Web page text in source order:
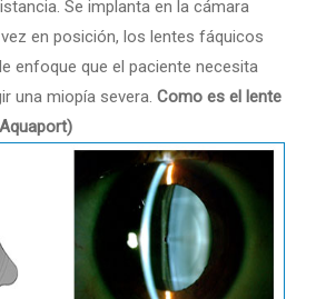
Se implanta en la cámara
en posición, los lentes fáquicos
enfoque que el paciente necesita
una miopía severa. Como es el lente